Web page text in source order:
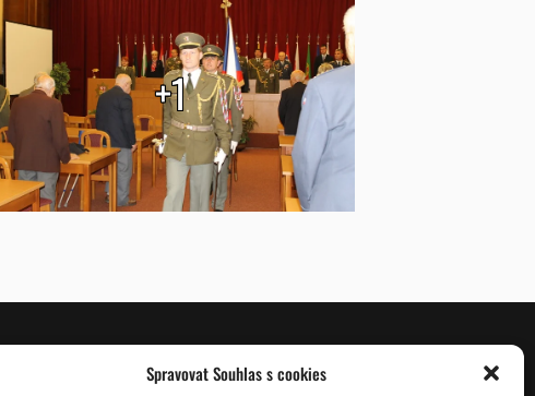
Spravovat Souhlas s cookies
+1